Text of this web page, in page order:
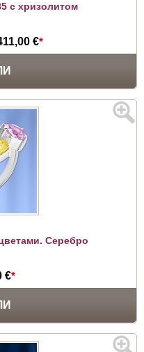
с хризолитом
€*
Серебро
€*